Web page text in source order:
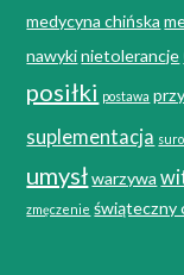
medycyna chińska
nawyki nietolerancje
posiłki postawa
suplementacja
umysł warzywa
zmęczenie świąteczny